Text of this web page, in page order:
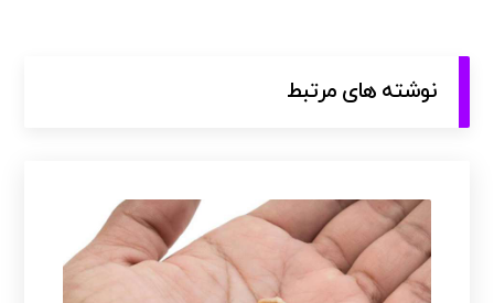
نوشته های مرتبط